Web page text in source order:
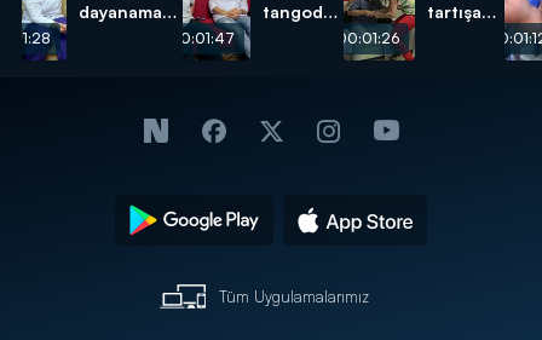
dayanamadı,
00:01:47
tangodur
00:01:26
tartışan
Tüm Uygulamalarımız